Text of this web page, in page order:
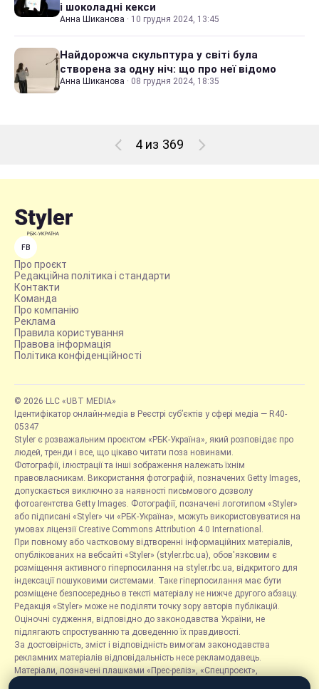
і шоколадні кекси
Анна Шиканова · 10 грудня 2024, 13:45
Найдорожча скульптура у світі була
створена за одну ніч: що про неї відомо
Анна Шиканова · 08 грудня 2024, 18:35
4 из 369
FB
Про проєкт
Редакційна політика і стандарти
Контакти
Команда
Про компанію
Реклама
Правила користування
Правова інформація
Політика конфіденційності
© 2026 LLC «UBT MEDIA»
Ідентифікатор онлайн-медіа в Реєстрі суб’єктів у сфері медіа — R40-
05347
Styler є розважальним проєктом «РБК-Україна», який розповідає про
людей, тренди і все, що цікаво читати поза новинами.
Фотографії, ілюстрації та інші зображення належать їхнім
правовласникам. Використання фотографій, позначених Getty Images,
допускається виключно за наявності письмового дозволу
фотоагентства Getty Images. Фотографії, позначені логотипом «Styler»
або підписані «Styler» чи «РБК-Україна», можуть використовуватися на
умовах ліцензії Creative Commons Attribution 4.0 International.
При повному або частковому відтворенні інформаційних матеріалів,
опублікованих на вебсайті «Styler» (styler.rbc.ua), обов'язковим є
розміщення активного гіперпосилання на styler.rbc.ua, відкритого для
індексації пошуковими системами. Таке гіперпосилання має бути
розміщене безпосередньо в тексті матеріалу не нижче другого абзацу.
Редакція «Styler» може не поділяти точку зору авторів публікацій.
Оціночні судження, відповідно до законодавства України, не
підлягають спростуванню та доведенню їх правдивості.
За достовірність, зміст і відповідність вимогам законодавства
рекламних матеріалів відповідальність несе рекламодавець.
Матеріали, позначені плашками «Прес-реліз», «Спецпроєкт»,